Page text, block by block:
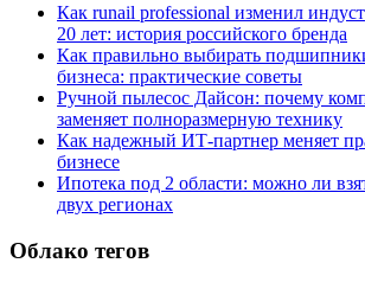
Как runail professional изменил
20 лет: история российского бренда
Как правильно выбирать
бизнеса: практические советы
Ручной пылесос Дайсон: почему
заменяет полноразмерную технику
Как надежный ИТ-партнер меняет
бизнесе
Ипотека под 2 области: можно ли
двух регионах
Облако тегов